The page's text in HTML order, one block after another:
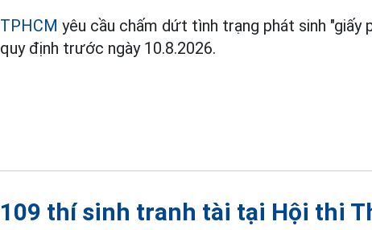
TPHCM yêu cầu chấm dứt tình trạng phát sinh "giấy
quy định trước ngày 10.8.2026.
109 thí sinh tranh tài tại Hội thi